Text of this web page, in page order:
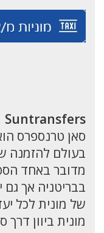
Suntransfers
סאן טרנספרס
בעולם להזמנה
מדובר באחד
בבריטניה אך גם
של מונית לכל
מונית ביוון